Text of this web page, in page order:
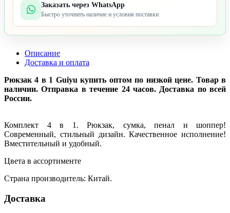
Заказать через WhatsApp
Быстро уточнить наличие и условия поставки
Описание
Доставка и оплата
Рюкзак 4 в 1 Guiyu купить оптом по низкой цене. Товар в
наличии. Отправка в течение 24 часов. Доставка по всей
России.
Комплект 4 в 1. Рюкзак, сумка, пенал и шоппер!
Современный, стильный дизайн. Качественное исполнение!
Вместительный и удобный.
Цвета в ассортименте
Страна производитель: Китай.
Доставка